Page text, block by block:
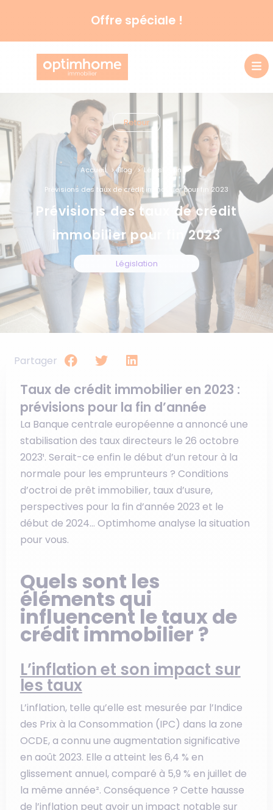
En ce moment, profitez de
6 mois de pack offerts !
Retour
Accueil Blog
Législation
Prévisions des taux de crédit immobilier pour fin 2023
Prévisions des taux de crédit
immobilier pour fin 2023
Législation
Partager
Taux de crédit immobilier en 2023 :
prévisions pour la fin d’année
La Banque centrale européenne a annoncé une
stabilisation des taux directeurs le 26 octobre
2023¹. Serait-ce enfin le début d’un retour à la
normale pour les emprunteurs ? Conditions
d’octroi de prêt immobilier, taux d’usure,
perspectives pour la fin d’année 2023 et le
début de 2024… Optimhome analyse la situation
pour vous.
Quels sont les
éléments qui
influencent le taux de
crédit immobilier ?
L’inflation et son impact sur
les taux
L’inflation, telle qu’elle est mesurée par l’Indice
des Prix à la Consommation (IPC) dans la zone
OCDE, a connu une augmentation significative
en août 2023. Elle a atteint les 6,4 % en
glissement annuel, comparé à 5,9 % en juillet de
la même année². Conséquence ? Cette hausse
de l’inflation peut avoir un impact notable sur